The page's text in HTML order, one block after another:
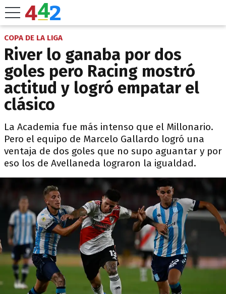
COPA DE LA LIGA
River lo ganaba por dos
goles pero Racing mostró
actitud y logró empatar el
clásico
La Academia fue más intenso que el Millonario.
Pero el equipo de Marcelo Gallardo logró una
ventaja de dos goles que no supo aguantar y por
eso los de Avellaneda lograron la igualdad.